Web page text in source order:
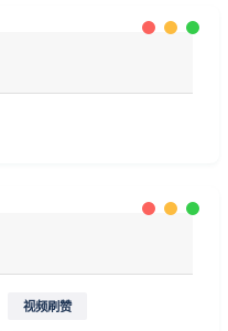
视频刷赞